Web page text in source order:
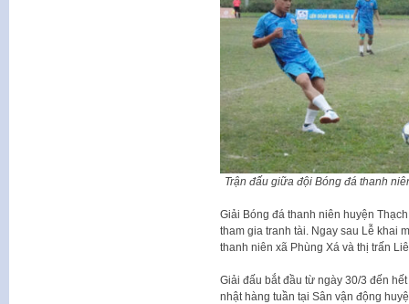
Trận đấu giữa đội Bóng đá thanh
Giải Bóng đá thanh niên huyện
tham gia tranh tài. Ngay sau Lễ khai
thanh niên xã Phùng Xá và thị trấn
Giải đấu bắt đầu từ ngày 30/3 đến
nhật hàng tuần tại Sân vận động